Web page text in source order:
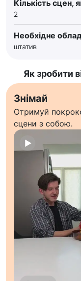
Кількість сцен,
2
Необхідне
штатив
Як зробити
Знімай
Отримуй
сцени з собою.